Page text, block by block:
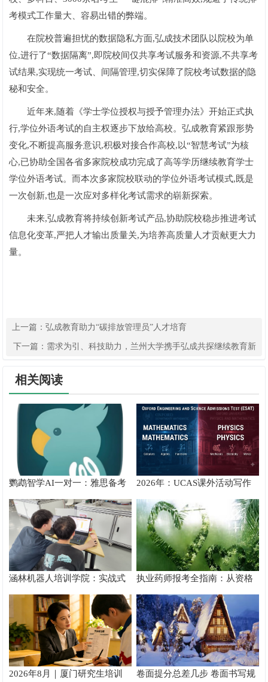
考模式工作量大、容易出错的弊端。
在院校普遍担忧的数据隐私方面,弘成技术团队以院校为单
位,进行了“数据隔离”,即院校间仅共享考试服务和资源,不共享考
试结果,实现统一考试、间隔管理,切实保障了院校考试数据的隐
秘和安全。
近年来,随着《学士学位授权与授予管理办法》开始正式执
行,学位外语考试的自主权逐步下放给高校。弘成教育紧跟形势
变化,不断提高服务意识,积极对接合作高校,以“智慧考试”为核
心,已协助全国各省多家院校成功完成了高等学历继续教育学士
学位外语考试。而本次多家院校联动的学位外语考试模式,既是
一次创新,也是一次应对多样化考试需求的崭新探索。
未来,弘成教育将持续创新考试产品,协助院校稳步推进考试
信息化变革,严把人才输出质量关,为培养高质量人才贡献更大力
量。
上一篇：弘成教育助力“碳排放管理员”人才培育
下一篇： 需求为引、科技助力，兰州大学携手弘成共探继续教育新
相关阅读
鹦鹉智学AI一对一：雅思备考
真实提分测评
2026年：UCAS课外活动写作
攻略
涵林机器人培训学院：实战式
教学如何炼成
执业药师报考全指南：从资格
核验到备考落地完整手册
2026年8月｜厦门研究生培训
卷面提分总差几步 卷面书写规